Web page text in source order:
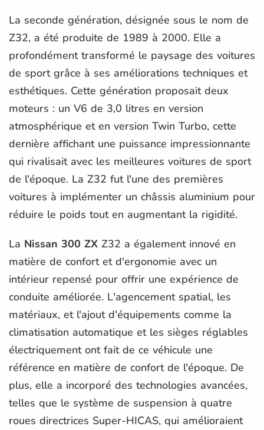
La seconde génération, désignée sous le nom de
Z32, a été produite de 1989 à 2000. Elle a
profondément transformé le paysage des voitures
de sport grâce à ses améliorations techniques et
esthétiques. Cette génération proposait deux
moteurs : un V6 de 3,0 litres en version
atmosphérique et en version Twin Turbo, cette
dernière affichant une puissance impressionnante
qui rivalisait avec les meilleures voitures de sport
de l'époque. La Z32 fut l'une des premières
voitures à implémenter un châssis aluminium pour
réduire le poids tout en augmentant la rigidité.
La Nissan 300 ZX Z32 a également innové en
matière de confort et d'ergonomie avec un
intérieur repensé pour offrir une expérience de
conduite améliorée. L'agencement spatial, les
matériaux, et l'ajout d'équipements comme la
climatisation automatique et les sièges réglables
électriquement ont fait de ce véhicule une
référence en matière de confort de l'époque. De
plus, elle a incorporé des technologies avancées,
telles que le système de suspension à quatre
roues directrices Super-HICAS, qui amélioraient